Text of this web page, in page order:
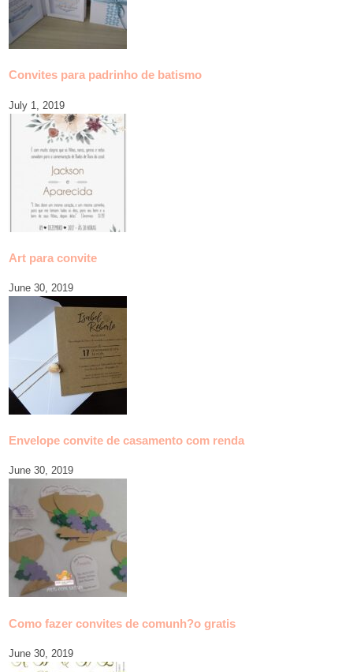
Convites para padrinho de batismo
July 1, 2019
Art para convite
June 30, 2019
Envelope convite de casamento com renda
June 30, 2019
Como fazer convites de comunh?o gratis
June 30, 2019